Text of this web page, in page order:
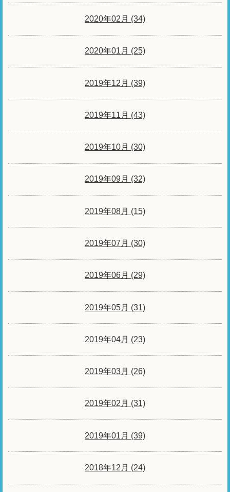
2020年02月 (34)
2020年01月 (25)
2019年12月 (39)
2019年11月 (43)
2019年10月 (30)
2019年09月 (32)
2019年08月 (15)
2019年07月 (30)
2019年06月 (29)
2019年05月 (31)
2019年04月 (23)
2019年03月 (26)
2019年02月 (31)
2019年01月 (39)
2018年12月 (24)